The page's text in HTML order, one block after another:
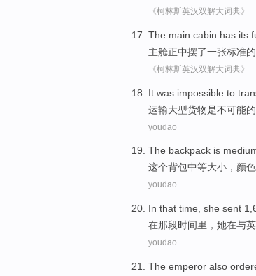
《柯林斯英汉双解大词典》
The main cabin has its
主舱正中摆了一张标准的
《柯林斯英汉双解大词典》
It was impossible to
运输大型货物是不可能的
youdao
The backpack is
这个背包中等大小，颜色
youdao
In that time, she sent
在那段时间里，她在与
youdao
The emperor also